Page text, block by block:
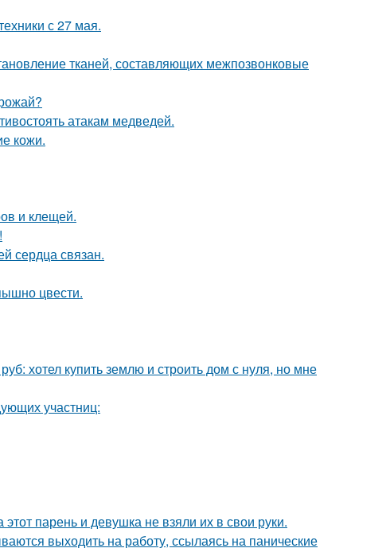
с 27 мая.
тканей, составляющих межпозвонковые
атакам медведей.
кожи.
и клещей.
сердца связан.
цвести.
хотел купить землю и строить дом с нуля, но мне
участниц:
парень и девушка не взяли их в свои руки.
выходить на работу, ссылаясь на панические